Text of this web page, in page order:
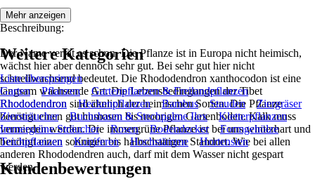
Beschreibung:
Der Name verrät es schon. Die Pflanze ist in Europa nicht heimisch,
wächst hier aber dennoch sehr gut. Bei sehr gut hier nicht
schnellwachsend bedeutet. Die Rhododendron xanthocodon ist eine
langsam wachsende Art. Die Lebensbedingungen der Tibet
Rhododendron sind ähnlich der heimischen Sorten. Die Pflanze
benötigt einen gut humosen bis moorigen Gartenboden. Kalk muss
vermieden werden. Die immergrüne Pflanze ist bei uns winterhart und
benötigt einen sonnigen bis halbschattigen Standort. Wie bei allen
anderen Rhododendren auch, darf mit dem Wasser nicht gespart
werden.
Mehr anzeigen
Weitere Kategorien
Liste überspringen
Garten
Pflanzen
Gartenpflanzen & Freilandpflanzen
Rhododendron
Heckenpflanzen Bambus Stauden
Ziergräser
Ziersträucher
Buchsbaum & Stechpalme Ilex
Kletterpflanzen
Immergrüne Sträucher
Rosen Bodendecker
Formgehölze
Teichpflanzen
Koniferen Hochstämme Hortensien
Kundenbewertungen